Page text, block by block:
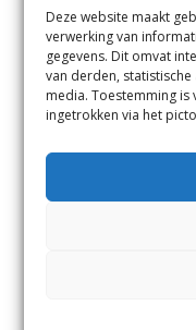
Deze website maakt
verwerking van
gegevens. Dit omvat
van derden,
media. Toestemming
ingetrokken via het
Margadantstraat 34
1976 DN IJmuiden
023-8200170
info@heemsteder.nl
info@bloemendaler.nl
© De